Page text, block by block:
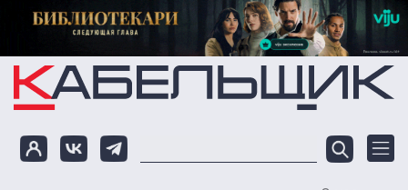
Перейти к основному содержанию